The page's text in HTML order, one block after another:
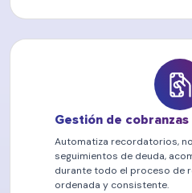
Gestión de cobranzas
Automatiza recordatorios,
seguimientos de deuda,
durante todo el proceso de
ordenada y consistente.